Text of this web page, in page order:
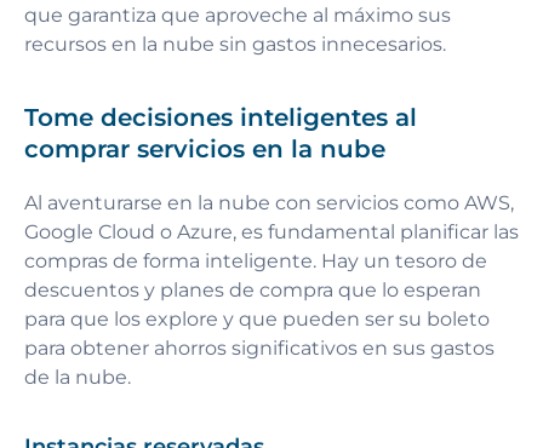
que garantiza que aproveche al máximo sus
recursos en la nube sin gastos innecesarios.
Tome decisiones inteligentes al
comprar servicios en la nube
Al aventurarse en la nube con servicios como AWS,
Google Cloud o Azure, es fundamental planificar las
compras de forma inteligente. Hay un tesoro de
descuentos y planes de compra que lo esperan
para que los explore y que pueden ser su boleto
para obtener ahorros significativos en sus gastos
de la nube.